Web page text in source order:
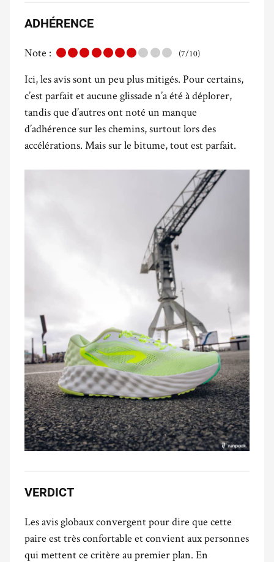
ADHÉRENCE
Note : (7/10)
Ici, les avis sont un peu plus mitigés. Pour certains,
c’est parfait et aucune glissade n’a été à déplorer,
tandis que d’autres ont noté un manque
d’adhérence sur les chemins, surtout lors des
accélérations. Mais sur le bitume, tout est parfait.
VERDICT
Les avis globaux convergent pour dire que cette
paire est très confortable et convient aux personnes
qui mettent ce critère au premier plan. En